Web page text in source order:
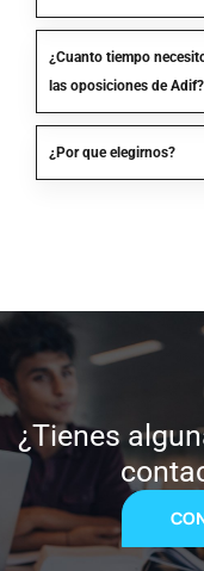
¿Cuanto tiempo
las oposiciones de Adif?
¿Por que elegirnos?
¿Tienes